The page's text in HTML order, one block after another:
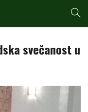
svečanost u